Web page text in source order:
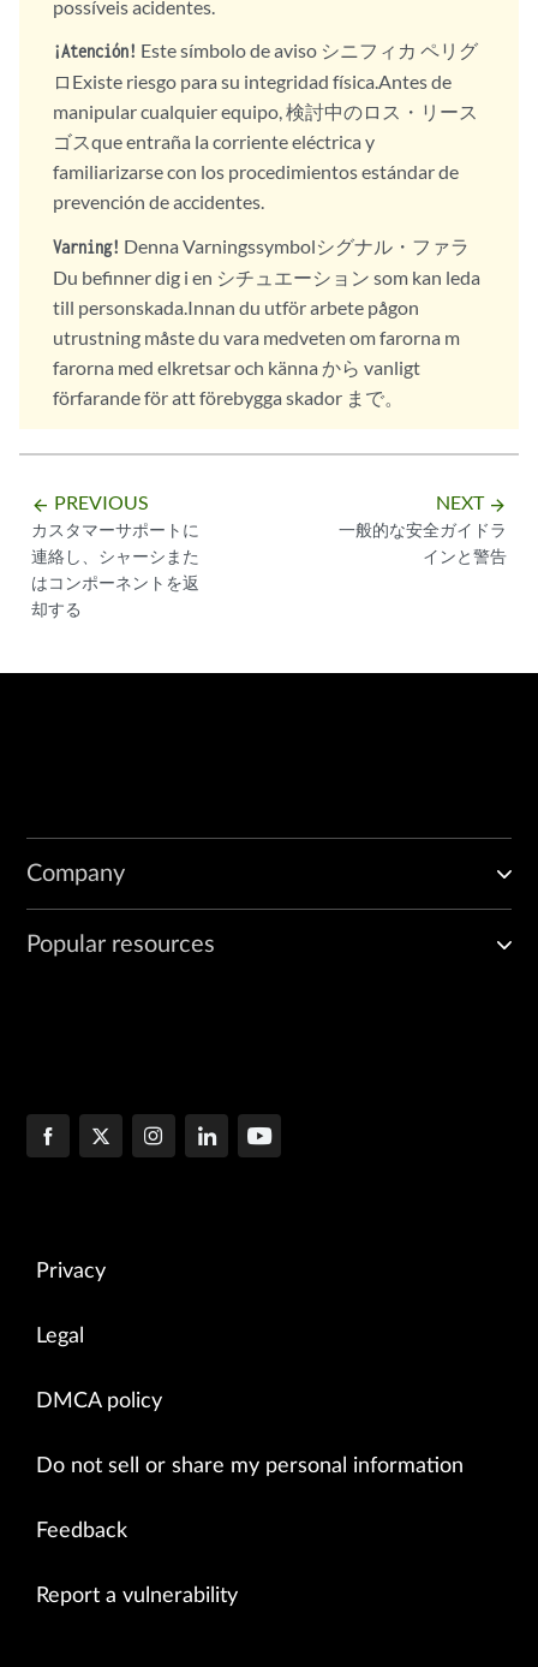
possíveis acidentes.
¡Atención! Este símbolo de aviso シニフィカ ペリグ
ロExiste riesgo para su integridad física.Antes de
manipular cualquier equipo, 検討中のロス・リース
ゴスque entraña la corriente eléctrica y
familiarizarse con los procedimientos estándar de
prevención de accidentes.
Varning! Denna Varningssymbolシグナル・ファラ
Du befinner dig i en シチュエーション som kan leda
till personskada.Innan du utför arbete pågon
utrustning måste du vara medveten om farorna m
farorna med elkretsar och känna から vanligt
förfarande för att förebygga skador まで。
arrow_backward PREVIOUS
カスタマーサポートに
連絡し、シャーシまた
はコンポーネントを返
却する
NEXT arrow_forward
一般的な安全ガイドラ
インと警告
Company
Popular resources
Privacy
Legal
DMCA policy
Do not sell or share my personal information
Feedback
Report a vulnerability